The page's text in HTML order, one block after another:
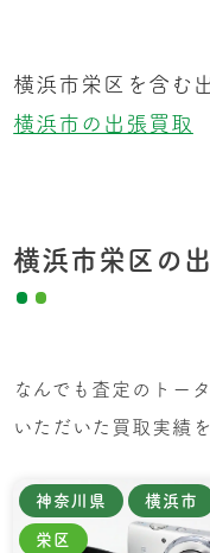
横浜市栄区を含む
横浜市の出張買取
横浜市栄区の
なんでも査定のトー
いただいた買取実績
神奈川県 横浜市
栄区